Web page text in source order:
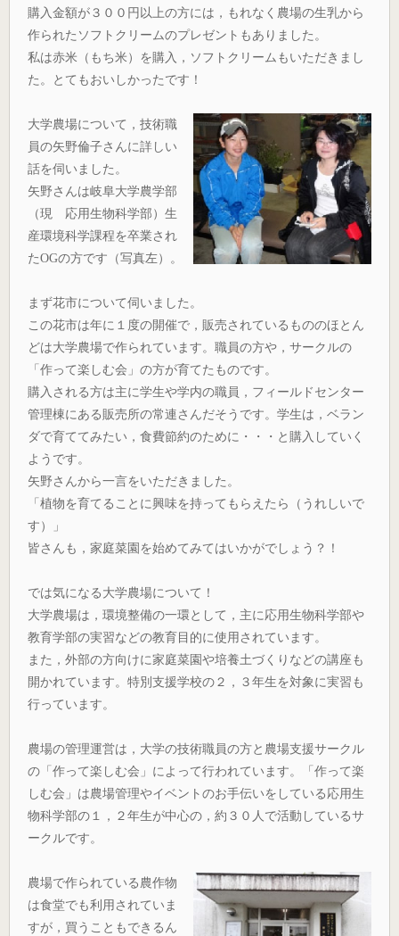
購入金額が３００円以上の方には，もれなく農場の生乳から
作られたソフトクリームのプレゼントもありました。
私は赤米（もち米）を購入，ソフトクリームもいただきまし
た。とてもおいしかったです！
大学農場について，技術職
員の矢野倫子さんに詳しい
話を伺いました。
矢野さんは岐阜大学農学部
（現 応用生物科学部）生
産環境科学課程を卒業され
たOGの方です（写真左）。
まず花市について伺いました。
この花市は年に１度の開催で，販売されているもののほとん
どは大学農場で作られています。職員の方や，サークルの
「作って楽しむ会」の方が育てたものです。
購入される方は主に学生や学内の職員，フィールドセンター
管理棟にある販売所の常連さんだそうです。学生は，ベラン
ダで育ててみたい，食費節約のために・・・と購入していく
ようです。
矢野さんから一言をいただきました。
「植物を育てることに興味を持ってもらえたら（うれしいで
す）」
皆さんも，家庭菜園を始めてみてはいかがでしょう？！
では気になる大学農場について！
大学農場は，環境整備の一環として，主に応用生物科学部や
教育学部の実習などの教育目的に使用されています。
また，外部の方向けに家庭菜園や培養土づくりなどの講座も
開かれています。特別支援学校の２，３年生を対象に実習も
行っています。
農場の管理運営は，大学の技術職員の方と農場支援サークル
の「作って楽しむ会」によって行われています。「作って楽
しむ会」は農場管理やイベントのお手伝いをしている応用生
物科学部の１，２年生が中心の，約３０人で活動しているサ
ークルです。
農場で作られている農作物
は食堂でも利用されていま
すが，買うこともできるん